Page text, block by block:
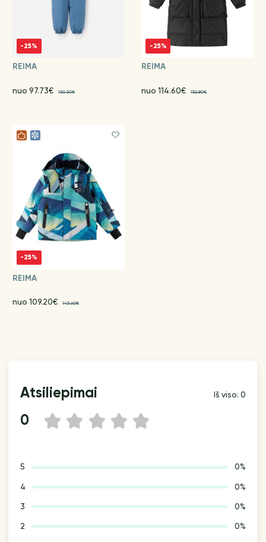
-25%
REIMA
nuo 97.73€ 130.30€
-25%
REIMA
nuo 114.60€ 152.80€
-25%
REIMA
nuo 109.20€ 145.60€
Atsiliepimai Iš viso: 0
0 5
4
3
2
1
5 0%
4 0%
3 0%
2 0%